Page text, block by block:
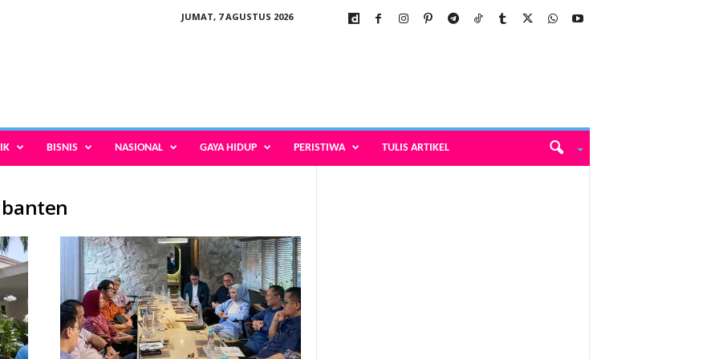
JUMAT, 7 AGUSTUS 2026
BISNIS NASIONAL GAYA HIDUP PERISTIWA TULIS ARTIKEL